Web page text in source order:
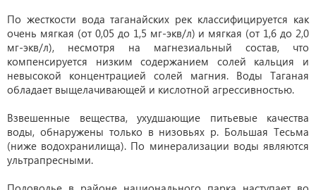
По жесткости вода таганайских рек классифицируется как
очень мягкая (от 0,05 до 1,5 мг-экв/л) и мягкая (от 1,6 до 2,0
мг-экв/л), несмотря на магнезиальный состав, что
компенсируется низким содержанием солей кальция и
невысокой концентрацией солей магния. Воды Таганая
обладает выщелачивающей и кислотной агрессивностью.
Взвешенные вещества, ухудшающие питьевые качества
воды, обнаружены только в низовьях р. Большая Тесьма
(ниже водохранилища). По минерализации воды являются
ультрапресными.